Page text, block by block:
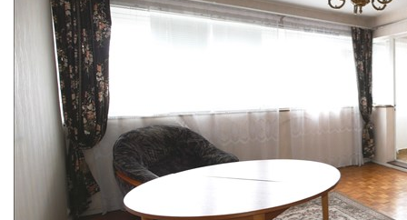
- salle d'eau
- Wc séparés
- 2 chambres (9,78m² et 12,14m²)
- dressing